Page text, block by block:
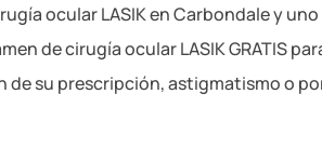
ocular LASIK en Carbondale y uno
de cirugía ocular LASIK GRATIS
de su prescripción, astigmatismo o